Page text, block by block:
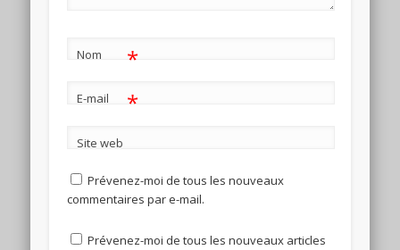
Nom *
E-mail *
Site web
Prévenez-moi de tous les nouveaux
commentaires par e-mail.
Prévenez-moi de tous les nouveaux articles